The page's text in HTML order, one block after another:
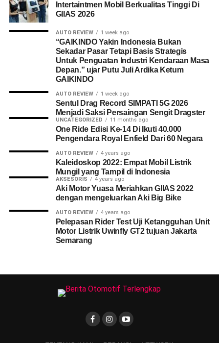
Intertaintmen Mobil Berkualitas Tinggi Di
GIIAS 2026
AUTO REVIEW 1 week ago
“GAIKINDO Yakin Indonesia Bukan
Sekadar Pasar Tetapi Basis Strategis
Untuk Penguatan Industri Kendaraan Masa
Depan.” ujar Putu Juli Ardika Ketum
GAIKINDO
AUTO REVIEW 1 week ago
Sentul Drag Record SIMPATI 5G 2026
Menjadi Saksi Persaingan Sengit Dragster
UNCATEGORIZED 11 months ago
One Ride Edisi Ke-14 Di Ikuti 40.000
Pengendara Royal Enfield Dari 60 Negara
AUTO REVIEW 4 years ago
Kaleidoskop 2022: Empat Mobil Listrik
Mungil yang Tampil di Indonesia
AKSESORIS 4 years ago
Aki Motor Yuasa Meriahkan GIIAS 2022
dengan mengeluarkan Aki Big Bike
AUTO REVIEW 4 years ago
Pelepasan Rider Test Uji Ketangguhan Unit
Motor Listrik Uwinfly GT2 tujuan Jakarta
Semarang